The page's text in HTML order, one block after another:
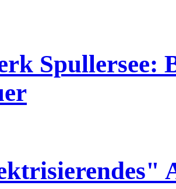
Spullersee: